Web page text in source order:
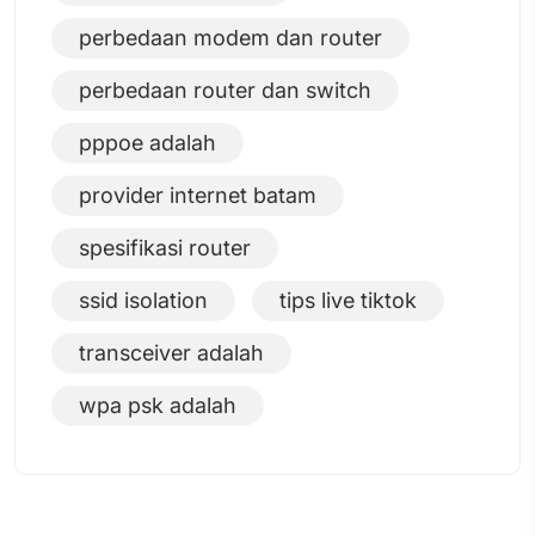
perbedaan modem dan router
perbedaan router dan switch
pppoe adalah
provider internet batam
spesifikasi router
ssid isolation tips live tiktok
transceiver adalah
wpa psk adalah